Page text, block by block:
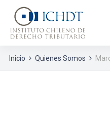
Inicio Quienes Somos